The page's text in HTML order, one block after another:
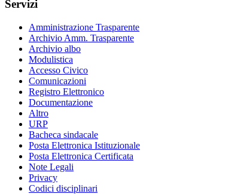
Servizi
Amministrazione Trasparente
Archivio Amm. Trasparente
Archivio albo
Modulistica
Accesso Civico
Comunicazioni
Registro Elettronico
Documentazione
Altro
URP
Bacheca sindacale
Posta Elettronica Istituzionale
Posta Elettronica Certificata
Note Legali
Privacy
Codici disciplinari